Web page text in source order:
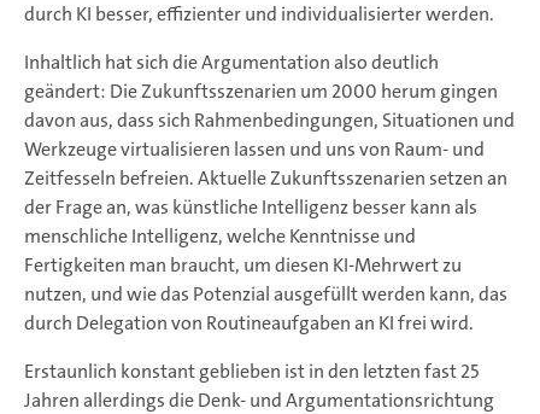
durch KI besser, effizienter und individualisierter werden.
Inhaltlich hat sich die Argumentation also deutlich
geändert: Die Zukunftsszenarien um 2000 herum gingen
davon aus, dass sich Rahmenbedingungen, Situationen und
Werkzeuge virtualisieren lassen und uns von Raum- und
Zeitfesseln befreien. Aktuelle Zukunftsszenarien setzen an
der Frage an, was künstliche Intelligenz besser kann als
menschliche Intelligenz, welche Kenntnisse und
Fertigkeiten man braucht, um diesen KI-Mehrwert zu
nutzen, und wie das Potenzial ausgefüllt werden kann, das
durch Delegation von Routineaufgaben an KI frei wird.
Erstaunlich konstant geblieben ist in den letzten fast 25
Jahren allerdings die Denk- und Argumentationsrichtung